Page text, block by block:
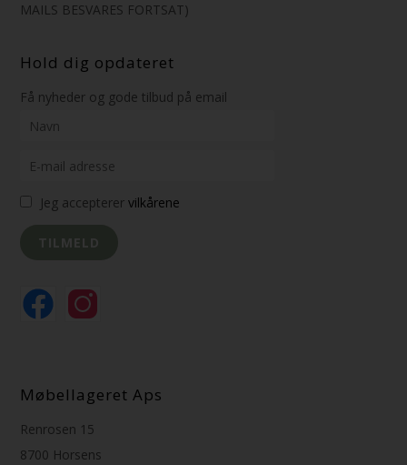
MAILS BESVARES FORTSAT)
Hold dig opdateret
Få nyheder og gode tilbud på email
Jeg accepterervilkårene
Møbellageret Aps
Renrosen 15
8700 Horsens